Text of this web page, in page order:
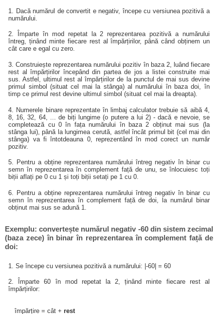
1. Dacă numărul de convertit e negativ, începe cu versiunea pozitivă a
numărului.
2. Împarte în mod repetat la 2 reprezentarea pozitivă a numărului
întreg, ținând minte fiecare rest al împărțirilor, până când obținem un
cât care e egal cu zero.
3. Construiește reprezentarea numărului pozitiv în baza 2, luând fiecare
rest al împărțirilor începând din partea de jos a listei construite mai
sus. Astfel, ultimul rest al împărțirilor de la punctul de mai sus devine
primul simbol (situat cel mai la stânga) al numărului în baza doi, în
timp ce primul rest devine ultimul simbol (situat cel mai la dreapta).
4. Numerele binare reprezentate în limbaj calculator trebuie să aibă 4,
8, 16, 32, 64, ... de biți lungime (o putere a lui 2) - dacă e nevoie, se
completează cu 0 în fața numărului în baza 2 obținut mai sus (la
stânga lui), până la lungimea cerută, astfel încât primul bit (cel mai din
stânga) va fi întotdeauna 0, reprezentând în mod corect un număr
pozitiv.
5. Pentru a obține reprezentarea numărului întreg negativ în binar cu
semn în reprezentarea în complement față de unu, se înlocuiesc toți
biții aflați pe 0 cu 1 și toți biții setați pe 1 cu 0.
6. Pentru a obține reprezentarea numărului întreg negativ în binar cu
semn în reprezentarea în complement față de doi, la numărul binar
obținut mai sus se adună 1.
Exemplu: convertește numărul negativ -60 din sistem zecimal
(baza zece) în binar în reprezentarea în complement față de
doi:
1. Se începe cu versiunea pozitivă a numărului: |-60| = 60
2. Împarte 60 în mod repetat la 2, ținând minte fiecare rest al
împărțirilor:
împărțire = cât + rest